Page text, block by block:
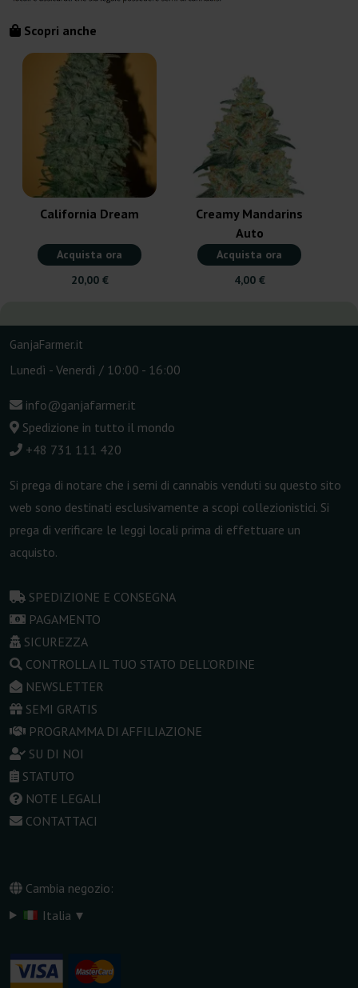
Scopri anche
California Dream
Acquista ora
20,00 €
Creamy Mandarins
Auto
Acquista ora
4,00 €
GanjaFarmer.it
Lunedì - Venerdì / 10:00 - 16:00
info@ganjafarmer.it
Spedizione in tutto il mondo
+48 731 111 420
Si prega di notare che i semi di cannabis venduti su questo sito
web sono destinati esclusivamente a scopi collezionistici. Si
prega di verificare le leggi locali prima di effettuare un
acquisto.
SPEDIZIONE E CONSEGNA
PAGAMENTO
SICUREZZA
CONTROLLA IL TUO STATO DELL'ORDINE
NEWSLETTER
SEMI GRATIS
PROGRAMMA DI AFFILIAZIONE
SU DI NOI
STATUTO
NOTE LEGALI
CONTATTACI
Cambia negozio:
Italia ▾